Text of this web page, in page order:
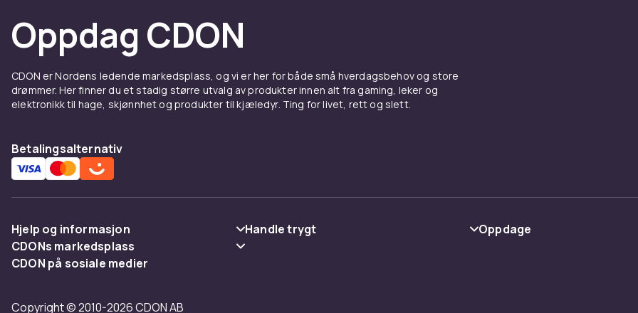
Oppdag CDON
CDON er Nordens ledende markedsplass, og vi er her for både små hverdagsbehov og store
drømmer. Her finner du et stadig større utvalg av produkter innen alt fra gaming, leker og
elektronikk til hage, skjønnhet og produkter til kjæledyr. Ting for livet, rett og slett.
Betalingsalternativ
Hjelp og informasjon
Vanlige spørsmål
Angre & returner her
Handle trygt
Oppdage
CDONs markedsplass
Merchant Help Center
CDON på sosiale medier
Copyright © 2010-2026 CDON AB